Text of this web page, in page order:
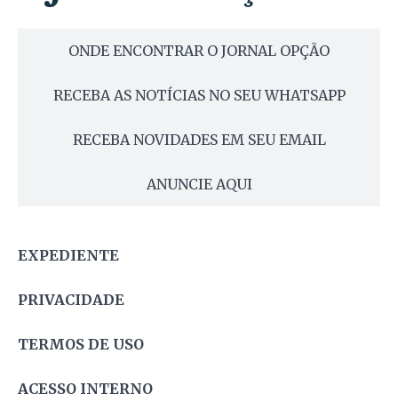
ONDE ENCONTRAR O JORNAL OPÇÃO
RECEBA AS NOTÍCIAS NO SEU WHATSAPP
RECEBA NOVIDADES EM SEU EMAIL
ANUNCIE AQUI
EXPEDIENTE
PRIVACIDADE
TERMOS DE USO
ACESSO INTERNO